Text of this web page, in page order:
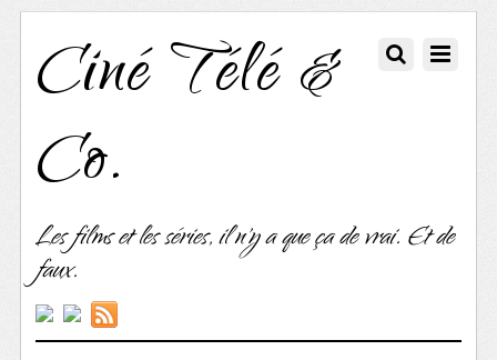
Ciné Télé &
Co.
Les films et les séries, il n'y a que ça de vrai. Et de
faux.